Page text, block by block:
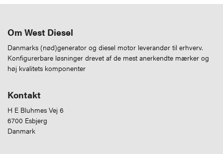
Om West Diesel
Danmarks (nød)generator og diesel motor leverandør til erhverv.
Konfigurerbare løsninger drevet af de mest anerkendte mærker og
høj kvalitets komponenter
Kontakt
H E Bluhmes Vej 6
6700 Esbjerg
Danmark